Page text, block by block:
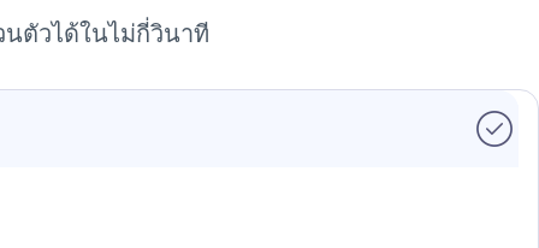
นตัวได้ในไม่กี่วินาที